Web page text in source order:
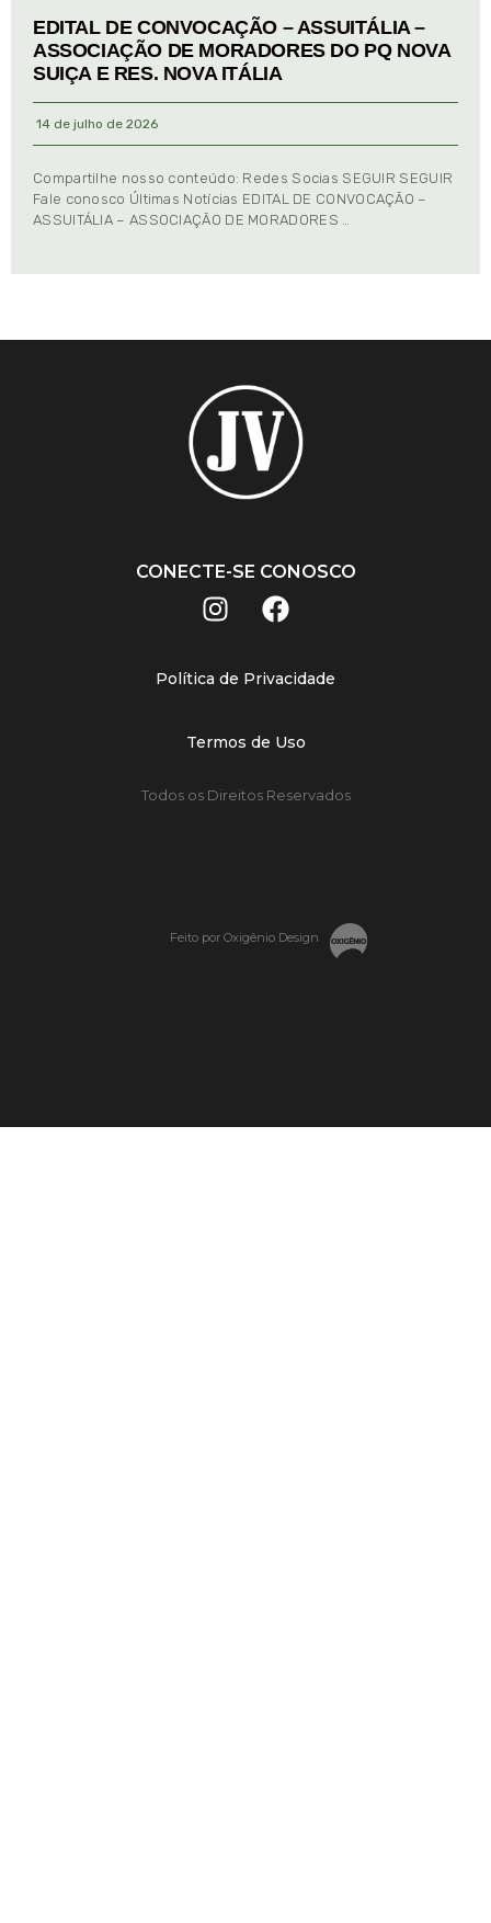
EDITAL DE CONVOCAÇÃO – ASSUITÁLIA –
ASSOCIAÇÃO DE MORADORES DO PQ NOVA
SUIÇA E RES. NOVA ITÁLIA
14 de julho de 2026
Compartilhe nosso conteúdo: Redes Socias SEGUIR SEGUIR
Fale conosco Últimas Notícias EDITAL DE CONVOCAÇÃO –
ASSUITÁLIA – ASSOCIAÇÃO DE MORADORES …
CONECTE-SE CONOSCO
Política de Privacidade
Termos de Uso
Todos os Direitos Reservados
Feito por Oxigênio Design